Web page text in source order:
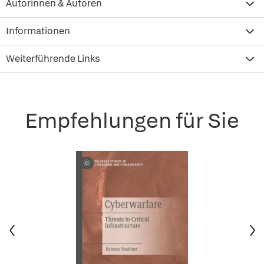
Autorinnen & Autoren
Informationen
Weiterführende Links
Empfehlungen für Sie